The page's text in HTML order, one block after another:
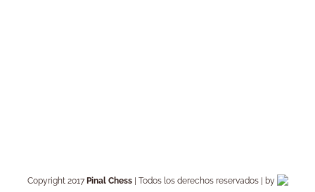
Copyright 2017 Pinal Chess| Todos los derechos reservados | by